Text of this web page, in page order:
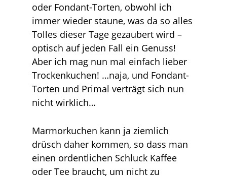
oder Fondant-Torten, obwohl ich
immer wieder staune, was da so alles
Tolles dieser Tage gezaubert wird –
optisch auf jeden Fall ein Genuss!
Aber ich mag nun mal einfach lieber
Trockenkuchen! …naja, und Fondant-
Torten und Primal verträgt sich nun
nicht wirklich…
Marmorkuchen kann ja ziemlich
drüsch daher kommen, so dass man
einen ordentlichen Schluck Kaffee
oder Tee braucht, um nicht zu